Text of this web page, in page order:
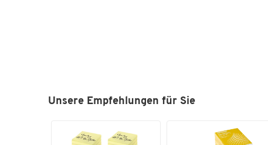
Unsere Empfehlungen für Sie